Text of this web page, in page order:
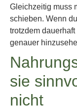
Gleichzeitig muss
schieben. Wenn
trotzdem
genauer
sie
nicht